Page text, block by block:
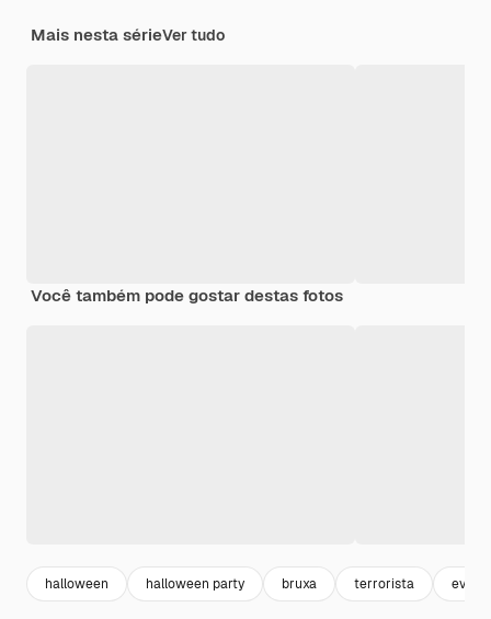
Mais nesta sérieVer tudo
Você também pode gostar destas fotos
halloween halloween party bruxa terrorista